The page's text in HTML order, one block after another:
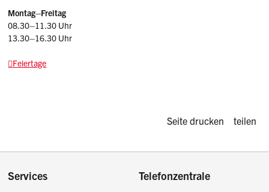
Montag–Freitag
08.30–11.30 Uhr
13.30–16.30 Uhr
Feiertage
Diese Seite
Seite drucken teilen
Footer
Services Telefonzentrale